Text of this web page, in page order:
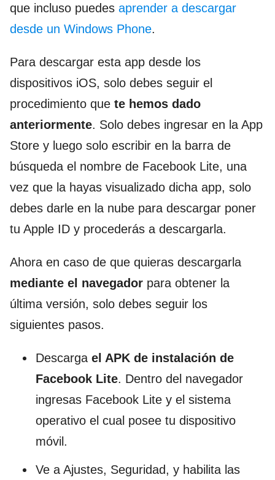
que incluso puedes aprender a descargar
desde un Windows Phone.
Para descargar esta app desde los
dispositivos iOS, solo debes seguir el
procedimiento que te hemos dado
anteriormente. Solo debes ingresar en la App
Store y luego solo escribir en la barra de
búsqueda el nombre de Facebook Lite, una
vez que la hayas visualizado dicha app, solo
debes darle en la nube para descargar poner
tu Apple ID y procederás a descargarla.
Ahora en caso de que quieras descargarla
mediante el navegador para obtener la
última versión, solo debes seguir los
siguientes pasos.
Descarga el APK de instalación de
Facebook Lite. Dentro del navegador
ingresas Facebook Lite y el sistema
operativo el cual posee tu dispositivo
móvil.
Ve a Ajustes, Seguridad, y habilita las